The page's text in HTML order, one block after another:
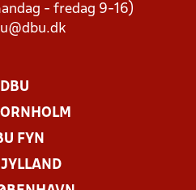
- fredag 9-16)
DBU
FYN
JYLLAND